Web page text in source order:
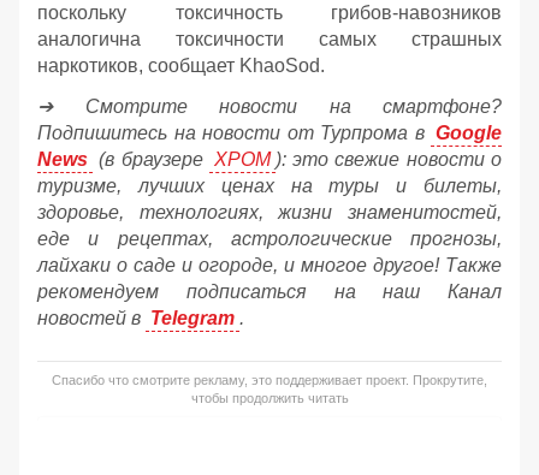
поскольку токсичность грибов-навозников
аналогична токсичности самых страшных
наркотиков, сообщает KhaoSod.
➔ Смотрите новости на смартфоне?
Подпишитесь на новости от Турпрома в Google
News (в браузере ХРОМ ): это свежие новости о
туризме, лучших ценах на туры и билеты,
здоровье, технологиях, жизни знаменитостей,
еде и рецептах, астрологические прогнозы,
лайхаки о саде и огороде, и многое другое! Также
рекомендуем подписаться на наш Канал
новостей в Telegram .
Спасибо что смотрите рекламу, это поддерживает проект. Прокрутите,
чтобы продолжить читать